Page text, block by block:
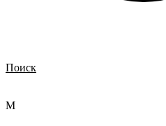
Поиск
М